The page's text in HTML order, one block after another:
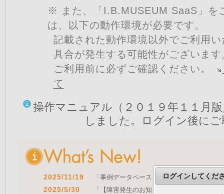
※ また、「I.B.MUSEUM SaaS」を
は、以下の動作環境が必要です。
記載された動作環境以外でご利用
具合が発生する可能性がございます
ご利用前に必ずご確認ください。
て
操作マニュアル（２０１９年１１月
しました。ログイン後に
2025/11/19 「事例データベースを公開しました」 をア
2025/5/30 「【障害発生のお知らせ｜復旧済み】Web
ログインしてくだ